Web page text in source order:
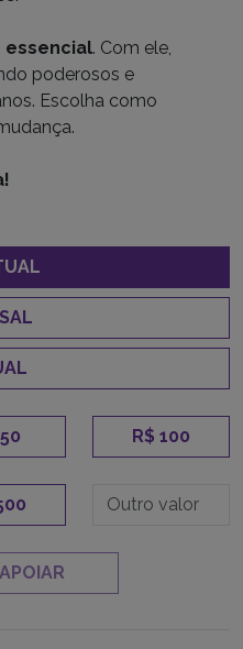
essencial. Com ele,
poderosos e
Escolha como
R$ 100